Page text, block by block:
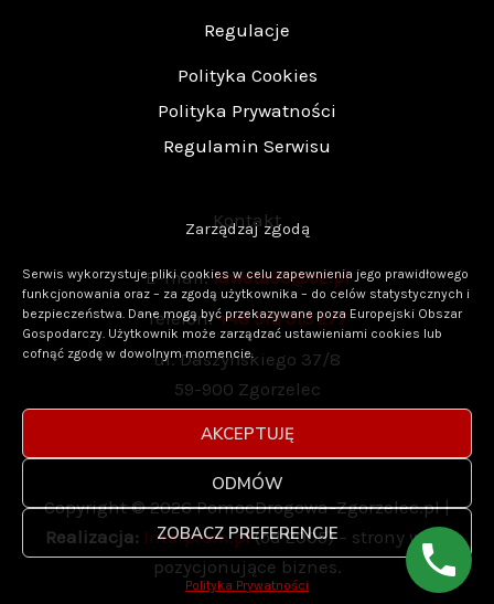
Zarządzaj zgodą
Serwis wykorzystuje pliki cookies w celu zapewnienia jego prawidłowego
funkcjonowania oraz – za zgodą użytkownika – do celów statystycznych i
bezpieczeństwa. Dane mogą być przekazywane poza Europejski Obszar
Gospodarczy. Użytkownik może zarządzać ustawieniami cookies lub
cofnąć zgodę w dowolnym momencie.
AKCEPTUJĘ
ODMÓW
ZOBACZ PREFERENCJE
Polityka Prywatności
Regulacje
Polityka Cookies
Polityka Prywatności
Regulamin Serwisu
Kontakt
E-mail:laweta93@o2.pl
Telefon:+48 513 513 277
ul. Daszyńskiego 37/8
59-900 Zgorzelec
Copyright © 2026 PomocDrogowa-Zgorzelec.pl |
Realizacja: Interprom.pl(od 2005) – strony www
pozycjonujące biznes.